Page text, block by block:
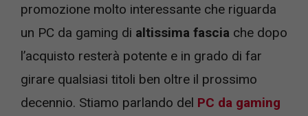
promozione molto interessante che riguarda
un PC da gaming di altissima fascia che dopo
l’acquisto resterà potente e in grado di far
girare qualsiasi titoli ben oltre il prossimo
decennio. Stiamo parlando del PC da gaming